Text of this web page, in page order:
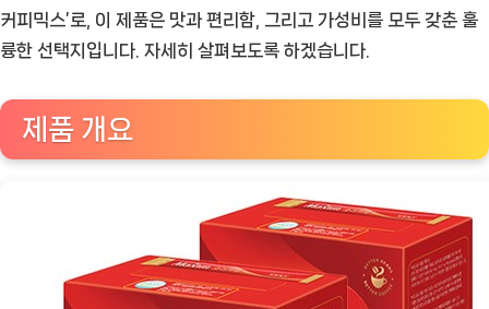
피
하
의
은
행
복
커피믹스’로, 이 제품은 맛과 편리함, 그리고 가성비를 모두 갖춘 훌
륭한 선택지입니다. 자세히 살펴보도록 하겠습니다.
제품 개요